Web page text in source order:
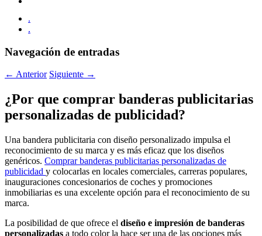
.
.
Navegación de entradas
← Anterior Siguiente →
¿Por que comprar banderas publicitarias
personalizadas de publicidad?
Una bandera publicitaria con diseño personalizado impulsa el
reconocimiento de su marca y es más eficaz que los diseños
genéricos. Comprar banderas publicitarias personalizadas de
publicidad y colocarlas en locales comerciales, carreras populares,
inauguraciones concesionarios de coches y promociones
inmobiliarias es una excelente opción para el reconocimiento de su
marca.
La posibilidad de que ofrece el diseño e impresión de banderas
personalizadas a todo color la hace ser una de las opciones más